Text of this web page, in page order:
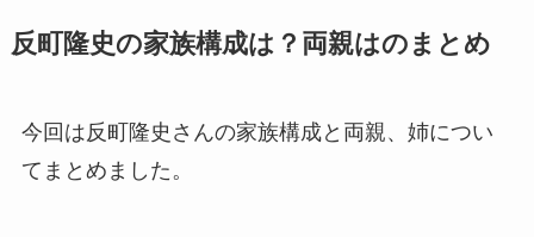
反町隆史の家族構成は？両親はのまとめ
今回は反町隆史さんの家族構成と両親、姉につい
てまとめました。